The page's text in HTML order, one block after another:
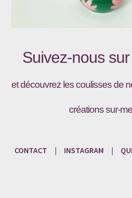
Suivez-nous sur
et découvrez les coulisses de
créations sur-
CONTACT | INSTAGRAM |